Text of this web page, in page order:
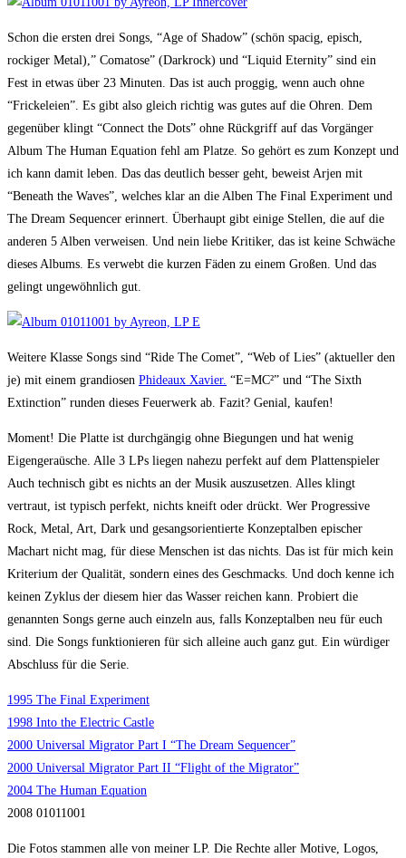
Schon die ersten drei Songs, “Age of Shadow” (schön spacig, episch,
rockiger Metal),” Comatose” (Darkrock) und “Liquid Eternity” sind ein
Fest in etwas über 23 Minuten. Das ist auch proggig, wenn auch ohne
“Frickeleien”. Es gibt also gleich richtig was gutes auf die Ohren. Dem
gegenüber klingt “Connect the Dots” ohne Rückgriff auf das Vorgänger
Album The Human Equation fehl am Platze. So gehört es zum Konzept und
ich kann damit leben. Das das deutlich besser geht, beweist Arjen mit
“Beneath the Waves”, welches klar an die Alben The Final Experiment und
The Dream Sequencer erinnert. Überhaupt gibt einige Stellen, die auf die
anderen 5 Alben verweisen. Und nein liebe Kritiker, das ist keine Schwäche
dieses Albums. Es verwebt die kurzen Fäden zu einem Großen. Und das
gelingt ungewöhnlich gut.
Weitere Klasse Songs sind “Ride The Comet”, “Web of Lies” (aktueller den
je) mit einem grandiosen Phideaux Xavier. “E=MC²” und “The Sixth
Extinction” runden dieses Feuerwerk ab. Fazit? Genial, kaufen!
Moment! Die Platte ist durchgängig ohne Biegungen und hat wenig
Eigengeraüsche. Alle 3 LPs liegen nahezu perfekt auf dem Plattenspieler
Auch technisch gibt es nichts an der Musik auszusetzen. Alles klingt
vertraut, ist typisch perfekt, nichts kneift oder drückt. Wer Progressive
Rock, Metal, Art, Dark und gesangsorientierte Konzeptalben epischer
Machart nicht mag, für diese Menschen ist das nichts. Das ist für mich kein
Kriterium der Qualität, sondern eines des Geschmacks. Und doch kenne ich
keinen Zyklus der diesem hier das Wasser reichen kann. Probiert die
genannten Songs gerne auch einzeln aus, falls Konzeptalben neu für euch
sind. Die Songs funktionieren für sich alleine auch ganz gut. Ein würdiger
Abschluss für die Serie.
1995 The Final Experiment
1998 Into the Electric Castle
2000 Universal Migrator Part I “The Dream Sequencer”
2000 Universal Migrator Part II “Flight of the Migrator”
2004 The Human Equation
2008 01011001
Die Fotos stammen alle von meiner LP. Die Rechte aller Motive, Logos,